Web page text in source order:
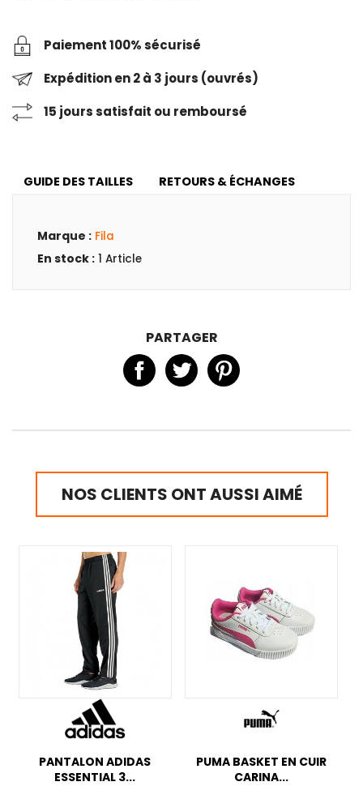
Paiement 100% sécurisé
Expédition en 2 à 3 jours (ouvrés)
15 jours satisfait ou remboursé
GUIDE DES TAILLES RETOURS & ÉCHANGES
Marque : Fila
En stock : 1 Article
PARTAGER
NOS CLIENTS ONT AUSSI AIMÉ
PANTALON ADIDAS
ESSENTIAL 3...
PUMA BASKET EN CUIR
CARINA...